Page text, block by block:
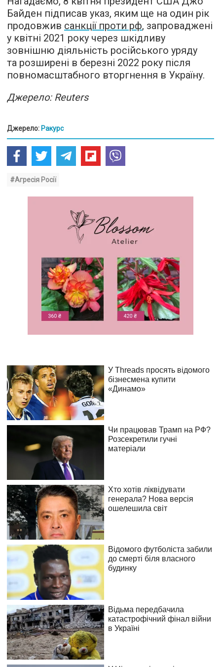
Байден підписав указ, яким ще на один рік
продовжив санкції проти рф, запроваджені
у квітні 2021 року через шкідливу
зовнішню діяльність російського уряду
та розширені в березні 2022 року після
повномасштабного вторгнення в Україну.
Джерело: Reuters
Джерело: Ракурс
#Агресія Росії